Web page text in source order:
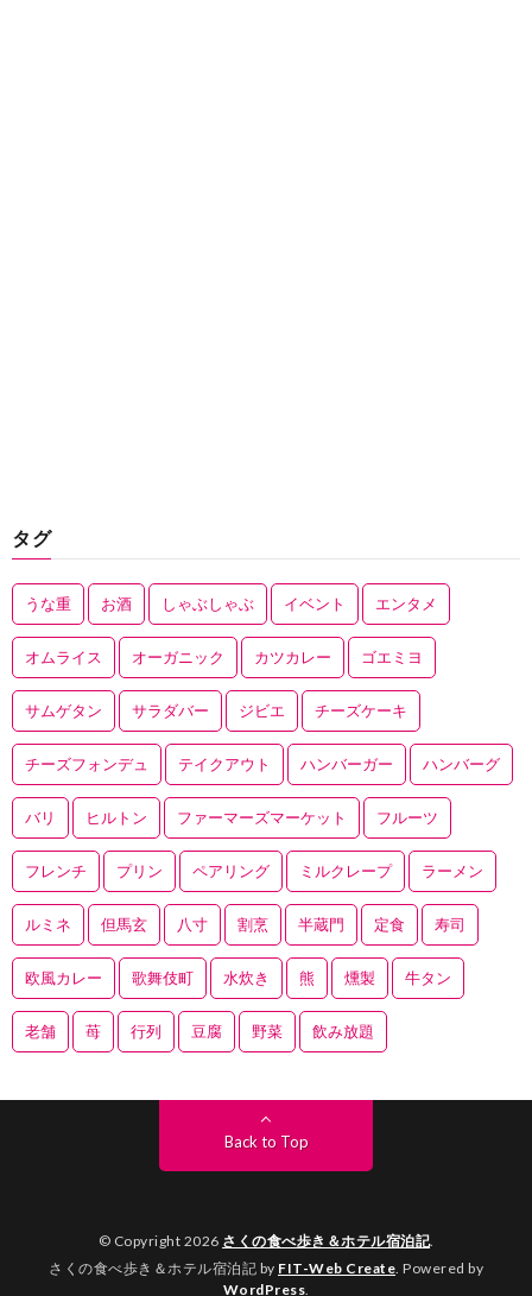
タグ
うな重 お酒 しゃぶしゃぶ イベント エンタメ
オムライス オーガニック カツカレー ゴエミヨ
サムゲタン サラダバー ジビエ チーズケーキ
チーズフォンデュ テイクアウト ハンバーガー ハンバーグ
バリ ヒルトン ファーマーズマーケット フルーツ
フレンチ プリン ペアリング ミルクレープ ラーメン
ルミネ 但馬玄 八寸 割烹 半蔵門 定食 寿司
欧風カレー 歌舞伎町 水炊き 熊 燻製 牛タン
老舗 苺 行列 豆腐 野菜 飲み放題
Back to Top
© Copyright 2026 さくの食べ歩き＆ホテル宿泊記.
さくの食べ歩き＆ホテル宿泊記 by FIT-Web Create . Powered by
WordPress